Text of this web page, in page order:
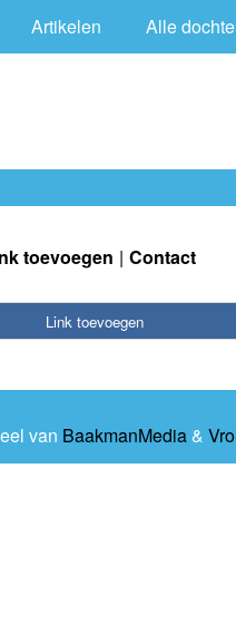
Artikelen Alle
toevoegen Contact
Link toevoegen
van BaakmanMedia&